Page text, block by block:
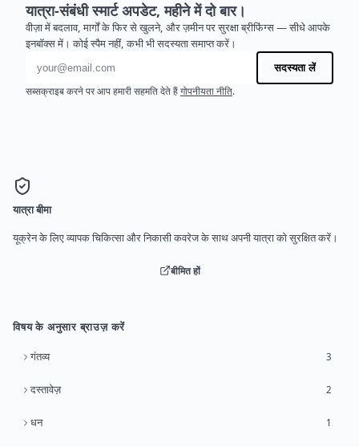
यात्रा-संबंधी स्मार्ट अपडेट, महीने में दो बार।
वीज़ा में बदलाव, मार्गों के फिर से खुलने, और ज़मीन पर सुरक्षा ब्रीफिंग्स — सीधे आपके
इनबॉक्स में। कोई स्पैम नहीं, कभी भी सदस्यता समाप्त करें।
ईमेल पता
सदस्यता लें
सब्सक्राइब करने पर आप हमारी सहमति देते हैं गोपनीयता नीति.
यात्रा बीमा
यूक्रेन के लिए व्यापक चिकित्सा और निकासी कवरेज के साथ अपनी यात्रा को सुरक्षित करें।
बीमित हों
विषय के अनुसार ब्राउज़ करें
गंतव्य 3
दस्तावेज़ 2
धन 1